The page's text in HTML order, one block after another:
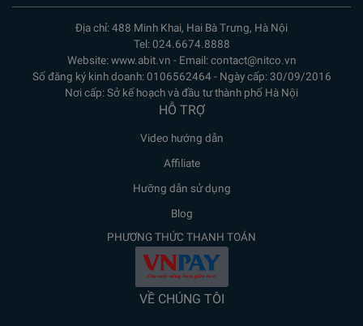
Địa chỉ: 488 Minh Khai, Hai Bà Trưng, Hà Nội
Tel: 024.6674.8888
Website: www.abit.vn - Email: contact@nitco.vn
Số đăng ký kinh doanh: 0106562464 - Ngày cấp: 30/09/2016
Nơi cấp: Sở kế hoạch và đầu tư thành phố Hà Nội
HỖ TRỢ
Video hướng dẫn
Affiliate
Hưỡng dẫn sử dụng
Blog
PHƯƠNG THỨC THANH TOÁN
VỀ CHÚNG TÔI